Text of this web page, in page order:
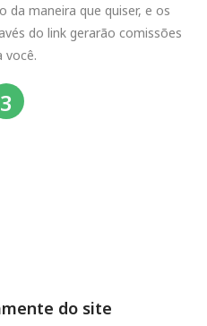
da maneira que quiser, e os
do link gerarão comissões
você.
do site